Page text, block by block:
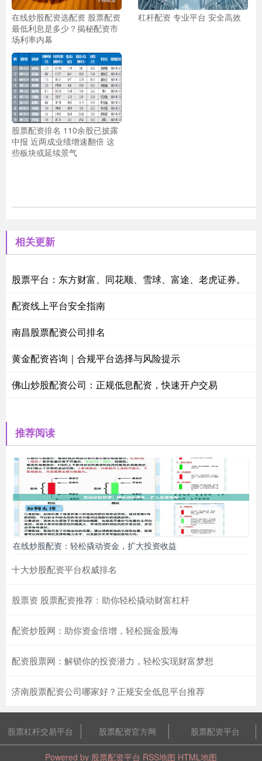
在线炒股配资选配资 股票配资
最低利息是多少？揭秘配资市
场利率内幕
杠杆配资 专业平台 安全高效
股票配资排名 110余股已披露
中报 近两成业绩增速翻倍 这
些板块或延续景气
相关更新
股票平台：东方财富、同花顺、雪球、富途、老虎证券。
配资线上平台安全指南
南昌股票配资公司排名
黄金配资咨询｜合规平台选择与风险提示
佛山炒股配资公司：正规低息配资，快速开户交易
推荐阅读
在线炒股配资：轻松撬动资金，扩大投资收益
十大炒股配资平台权威排名
股票资 股票配资推荐：助你轻松撬动财富杠杆
配资炒股网：助你资金倍增，轻松掘金股海
配资股票网：解锁你的投资潜力，轻松实现财富梦想
济南股票配资公司哪家好？正规安全低息平台推荐
股票杠杆交易平台 股票配资官方网 股票配资平台
Powered by 股票配资平台 RSS地图 HTML地图